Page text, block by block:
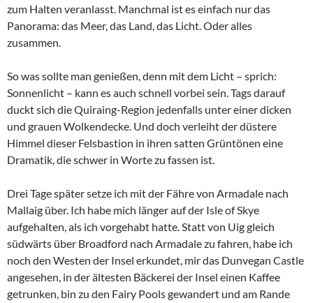
zum Halten veranlasst. Manchmal ist es einfach nur das
Panorama: das Meer, das Land, das Licht. Oder alles
zusammen.
So was sollte man genießen, denn mit dem Licht – sprich:
Sonnenlicht – kann es auch schnell vorbei sein. Tags darauf
duckt sich die Quiraing-Region jedenfalls unter einer dicken
und grauen Wolkendecke. Und doch verleiht der düstere
Himmel dieser Felsbastion in ihren satten Grüntönen eine
Dramatik, die schwer in Worte zu fassen ist.
Drei Tage später setze ich mit der Fähre von Armadale nach
Mallaig über. Ich habe mich länger auf der Isle of Skye
aufgehalten, als ich vorgehabt hatte. Statt von Uig gleich
südwärts über Broadford nach Armadale zu fahren, habe ich
noch den Westen der Insel erkundet, mir das Dunvegan Castle
angesehen, in der ältesten Bäckerei der Insel einen Kaffee
getrunken, bin zu den Fairy Pools gewandert und am Rande